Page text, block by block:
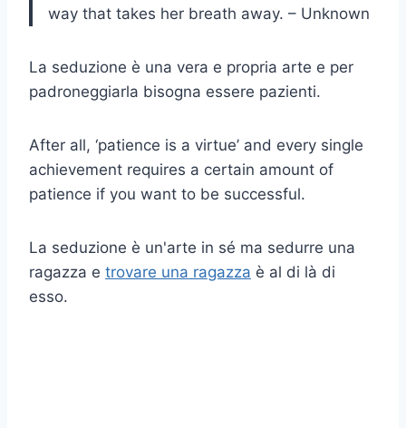
way that takes her breath away. – Unknown
La seduzione è una vera e propria arte e per
padroneggiarla bisogna essere pazienti.
After all, ‘patience is a virtue’ and every single
achievement requires a certain amount of
patience if you want to be successful.
La seduzione è un'arte in sé ma sedurre una
ragazza e trovare una ragazza è al di là di
esso.